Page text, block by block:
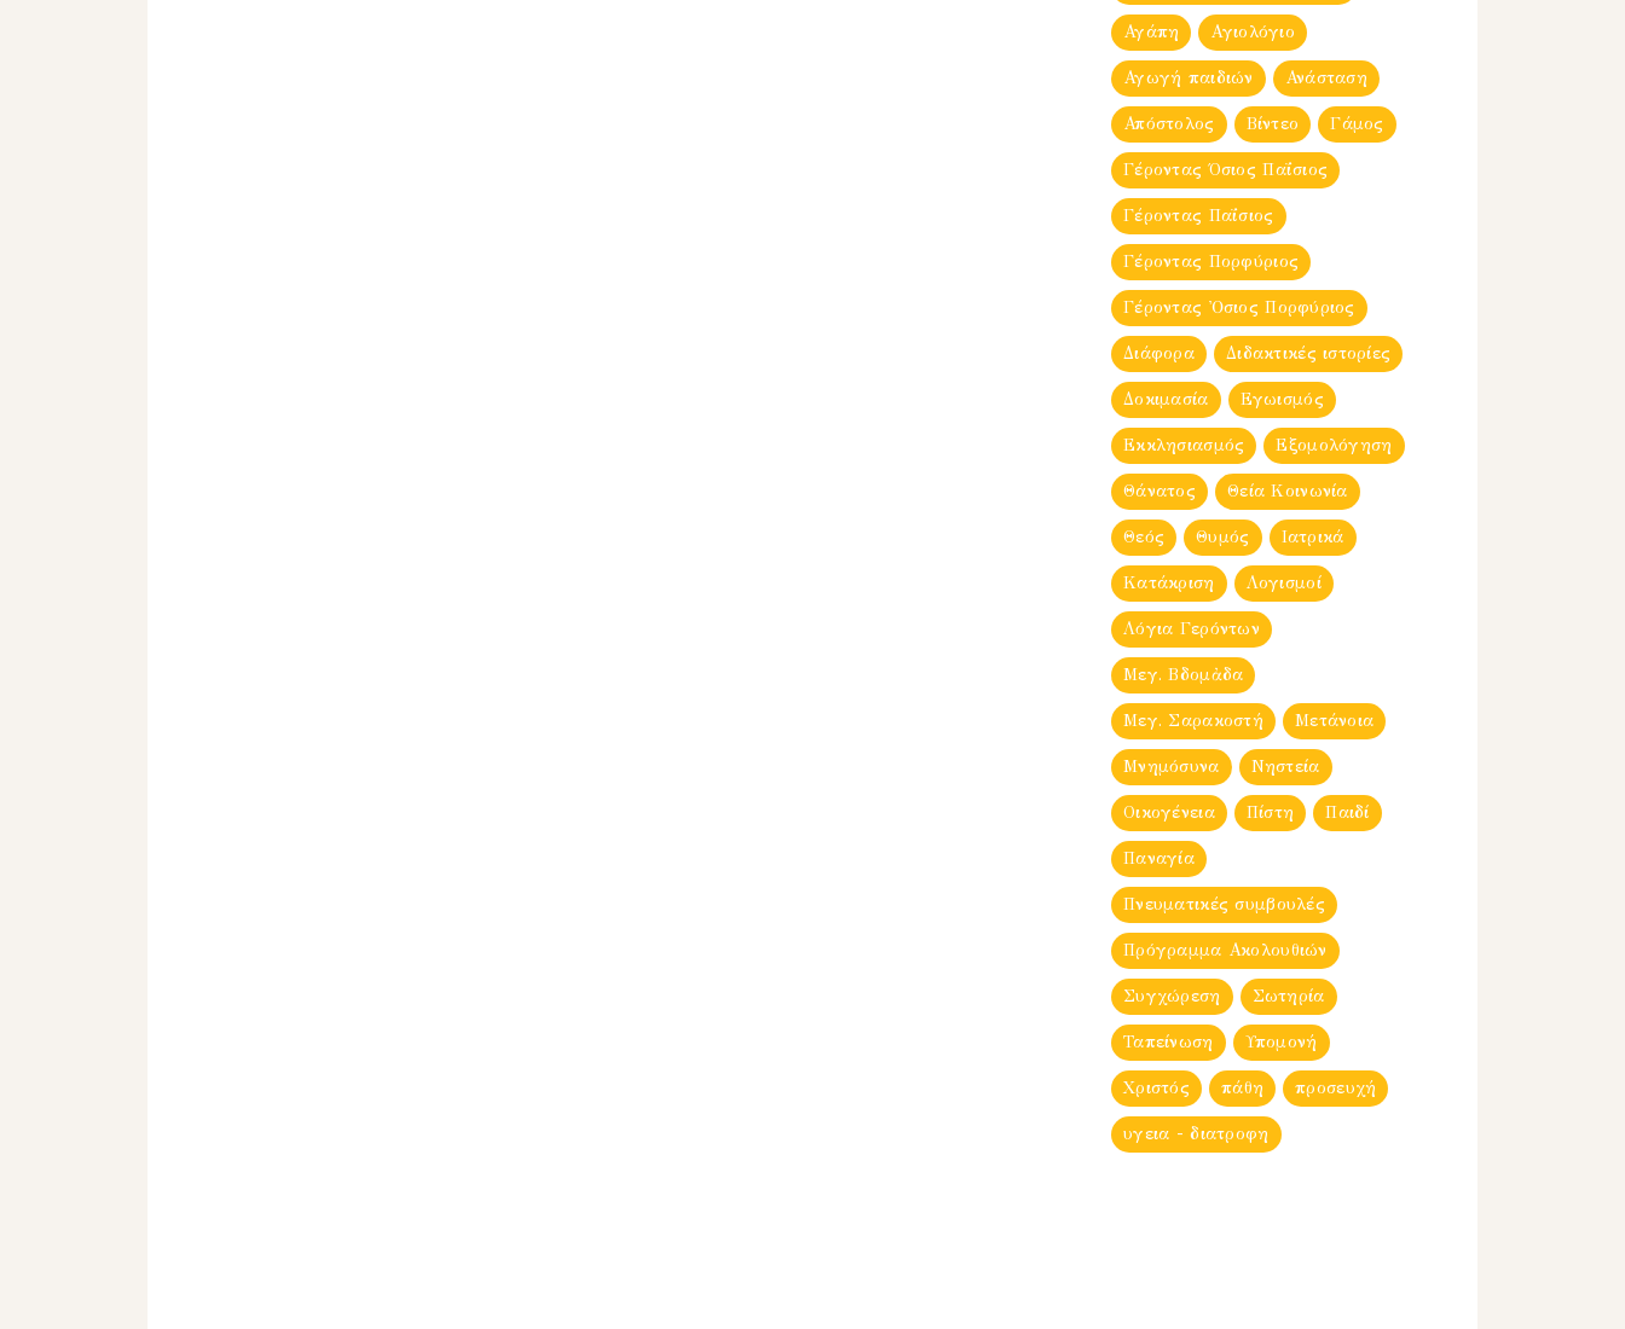
Αγάπη Αγιολόγιο
Αγωγή παιδιών Ανάσταση
Απόστολος Βίντεο Γάμος
Γέροντας Όσιος Παΐσιος
Γέροντας Παΐσιος
Γέροντας Πορφύριος
Γέροντας Ὀσιος Πορφύριος
Διάφορα Διδακτικές ιστορίες
Δοκιμασία Εγωισμός
Εκκλησιασμός Εξομολόγηση
Θάνατος Θεία Κοινωνία
Θεός Θυμός Ιατρικά
Κατάκριση Λογισμοί
Λόγια Γερόντων
Μεγ. Βδομἀδα
Μεγ. Σαρακοστή Μετάνοια
Μνημόσυνα Νηστεία
Οικογένεια Πίστη Παιδί
Παναγία
Πνευματικές συμβουλές
Πρόγραμμα Ακολουθιών
Συγχώρεση Σωτηρία
Ταπείνωση Υπομονή
Χριστός πάθη προσευχή
υγεια - διατροφη